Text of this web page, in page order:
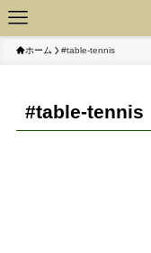
ホーム #table-tennis
#table-tennis